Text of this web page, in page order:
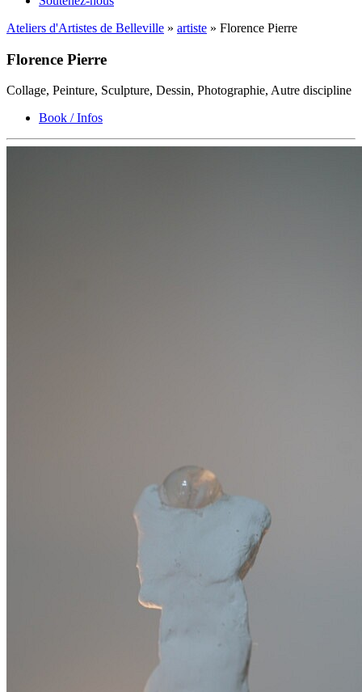
Ateliers d'Artistes de Belleville » artiste » Florence Pierre
Florence Pierre
Collage, Peinture, Sculpture, Dessin, Photographie, Autre discipline
Book / Infos